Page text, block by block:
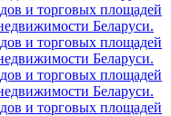
и торговых площадей
Беларуси.
и торговых площадей
Беларуси.
и торговых площадей
Беларуси.
и торговых площадей